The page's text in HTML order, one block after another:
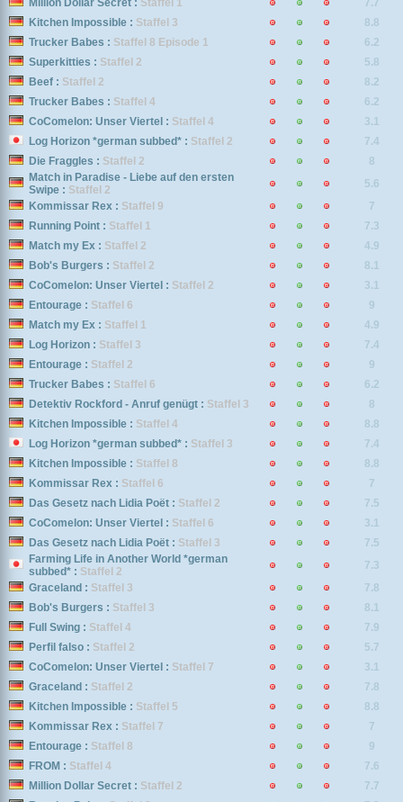
Million Dollar Secret : Staffel 1
7.7
Kitchen Impossible : Staffel 3
8.8
Trucker Babes : Staffel 8 Episode 1
6.2
Superkitties : Staffel 2
5.8
Beef : Staffel 2
8.2
Trucker Babes : Staffel 4
6.2
CoComelon: Unser Viertel : Staffel 4
3.1
Log Horizon *german subbed* : Staffel 2
7.4
Die Fraggles : Staffel 2
8
Match in Paradise - Liebe auf den ersten
Swipe : Staffel 2
5.6
Kommissar Rex : Staffel 9
7
Running Point : Staffel 1
7.3
Match my Ex : Staffel 2
4.9
Bob's Burgers : Staffel 2
8.1
CoComelon: Unser Viertel : Staffel 2
3.1
Entourage : Staffel 6
9
Match my Ex : Staffel 1
4.9
Log Horizon : Staffel 3
7.4
Entourage : Staffel 2
9
Trucker Babes : Staffel 6
6.2
Detektiv Rockford - Anruf genügt : Staffel 3
8
Kitchen Impossible : Staffel 4
8.8
Log Horizon *german subbed* : Staffel 3
7.4
Kitchen Impossible : Staffel 8
8.8
Kommissar Rex : Staffel 6
7
Das Gesetz nach Lidia Poët : Staffel 2
7.5
CoComelon: Unser Viertel : Staffel 6
3.1
Das Gesetz nach Lidia Poët : Staffel 3
7.5
Farming Life in Another World *german
subbed* : Staffel 2
7.3
Graceland : Staffel 3
7.8
Bob's Burgers : Staffel 3
8.1
Full Swing : Staffel 4
7.9
Perfil falso : Staffel 2
5.7
CoComelon: Unser Viertel : Staffel 7
3.1
Graceland : Staffel 2
7.8
Kitchen Impossible : Staffel 5
8.8
Kommissar Rex : Staffel 7
7
Entourage : Staffel 8
9
FROM : Staffel 4
7.6
Million Dollar Secret : Staffel 2
7.7